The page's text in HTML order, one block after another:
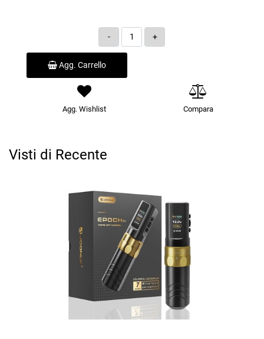
Quantità
Agg. Carrello
Agg. Wishlist Compara
Visti di Recente